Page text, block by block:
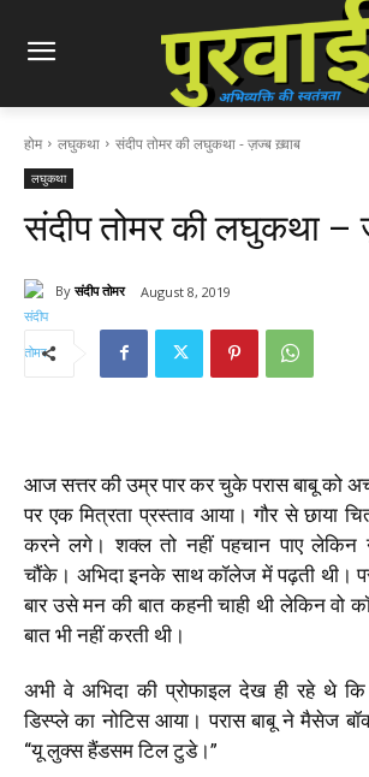
होम लघुकथा संदीप तोमर की लघुकथा - ज़ज्ब ख़्वाब
लघुकथा
संदीप तोमर की लघुकथा –
By संदीप तोमर August 8, 2019
आज सत्तर की उम्र पार कर चुके परास बाबू को
पर एक मित्रता प्रस्ताव आया। गौर से छाया
करने लगे। शक्ल तो नहीं पहचान पाए
चौंके। अभिदा इनके साथ कॉलेज में पढ़ती थी।
बार उसे मन की बात कहनी चाही थी लेकिन
बात भी नहीं करती थी।
अभी वे अभिदा की प्रोफाइल देख ही रहे थे
डिस्प्ले का नोटिस आया। परास बाबू ने मैसेज
“यू लुक्स हैंडसम टिल टुडे।”